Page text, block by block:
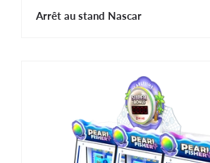
Arrêt au stand Nascar